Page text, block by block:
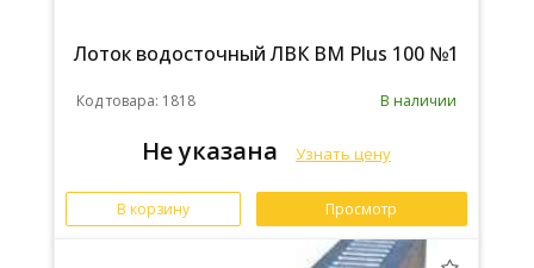
Лоток водосточный ЛВК ВМ Plus 100 №1
Код товара: 1818 В наличии
Не указана Узнать цену
В корзину Просмотр